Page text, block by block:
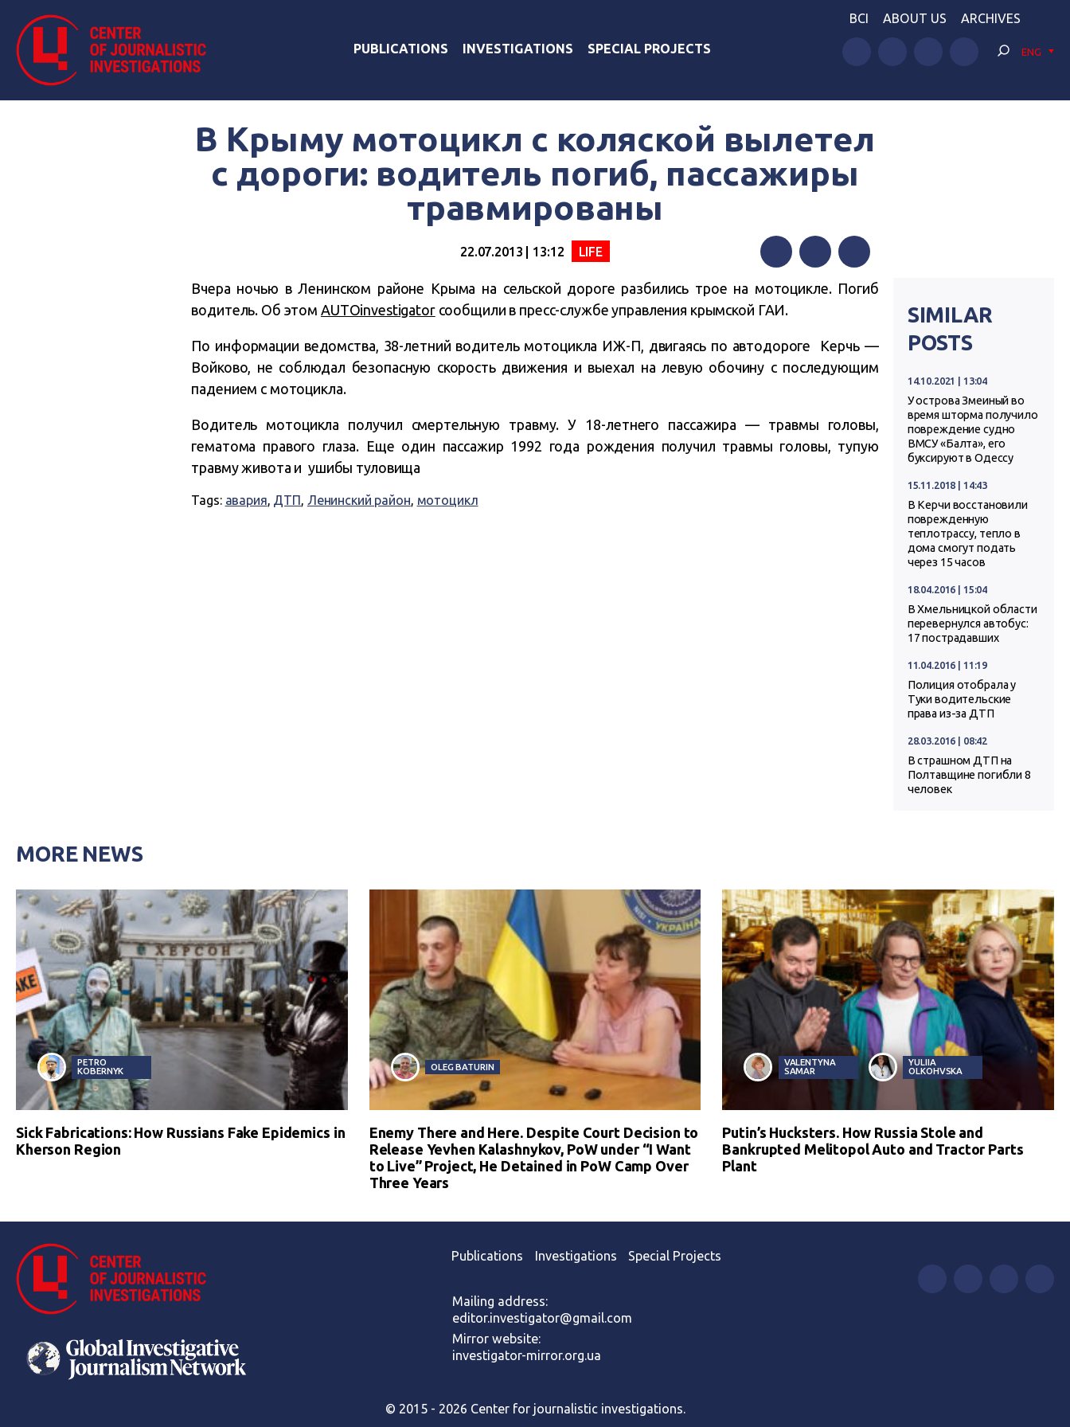
PUBLICATIONS INVESTIGATIONS SPECIAL PROJECTS
BCI ABOUT US ARCHIVES
ENG
В Крыму мотоцикл с коляской вылетел
с дороги: водитель погиб, пассажиры
травмированы
22.07.2013 | 13:12 LIFE
FacebookTwitterTelegram
Вчера ночью в Ленинском районе Крыма на сельской дороге разбились трое на мотоцикле. Погиб
водитель. Об этом AUTOinvestigatorсообщили в пресс-службе управления крымской ГАИ.
По информации ведомства, 38-летний водитель мотоцикла ИЖ-П, двигаясь по автодороге Керчь —
Войково, не соблюдал безопасную скорость движения и выехал на левую обочину с последующим
падением с мотоцикла.
Водитель мотоцикла получил смертельную травму. У 18-летнего пассажира — травмы головы,
гематома правого глаза. Еще один пассажир 1992 года рождения получил травмы головы, тупую
травму живота и ушибы туловища
Tags: авария, ДТП, Ленинский район, мотоцикл
SIMILAR
POSTS
14.10.2021 | 13:04
У острова Змеиный во
время шторма получило
повреждение судно
ВМСУ «Балта», его
буксируют в Одессу
15.11.2018 | 14:43
В Керчи восстановили
поврежденную
теплотрассу, тепло в
дома смогут подать
через 15 часов
18.04.2016 | 15:04
В Хмельницкой области
перевернулся автобус:
17 пострадавших
11.04.2016 | 11:19
Полиция отобрала у
Туки водительские
права из-за ДТП
28.03.2016 | 08:42
В страшном ДТП на
Полтавщине погибли 8
человек
MORE NEWS
PETRO
KOBERNYK
Sick Fabrications: How Russians Fake Epidemics in
Kherson Region
OLEG BATURIN
Enemy There and Here. Despite Court Decision to
Release Yevhen Kalashnykov, PoW under “I Want
to Live” Project, He Detained in PoW Camp Over
Three Years
VALENTYNA
SAMAR
YULIIA
OLKOHVSKA
Putin’s Hucksters. How Russia Stole and
Bankrupted Melitopol Auto and Tractor Parts
Plant
Publications Investigations Special Projects
Mailing address:
editor.investigator@gmail.com
Mirror website:
investigator-mirror.org.ua
© 2015 - 2026 Center for journalistic investigations.